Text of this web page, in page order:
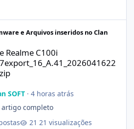
e Arquivos inseridos no Clan
Realme C100i
SOFT· 4 horas atrás
completo
21 visualizações